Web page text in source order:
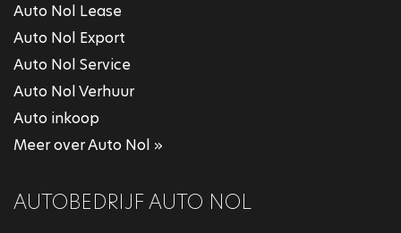
Auto Nol Lease
Auto Nol Export
Auto Nol Service
Auto Nol Verhuur
Auto inkoop
Meer over Auto Nol »
AUTOBEDRIJF AUTO NOL